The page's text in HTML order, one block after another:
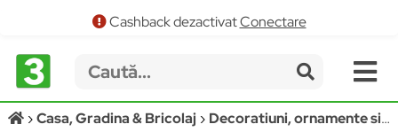
Cashback dezactivatConectare
Casa, Gradina & Bricolaj Decoratiuni, ornamente si articole Craciun